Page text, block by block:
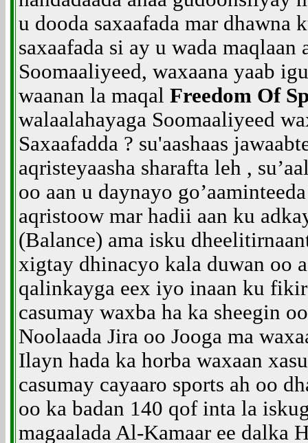
u dooda saxaafada mar dhawna
saxaafada si ay u wada maqlaan
Soomaaliyeed, waxaana yaab
waanan la maqal Freedom Of
walaalahayaga Soomaaliyeed
Saxaafadda ? su'aashaas
aqristeyaasha sharafta leh ,
oo aan u daynayo
aqristoow mar hadii aan ku
(Balance) ama isku
xigtay dhinacyo kala duwan oo
qalinkayga eex iyo inaan ku
casumay waxba ha ka sheegin
Noolaada Jira oo Jooga ma
Ilayn hada ka horba waxaan
casumay cayaaro sports ah oo
oo ka badan 140 qof inta la
magaalada Al-Kamaar ee dalka